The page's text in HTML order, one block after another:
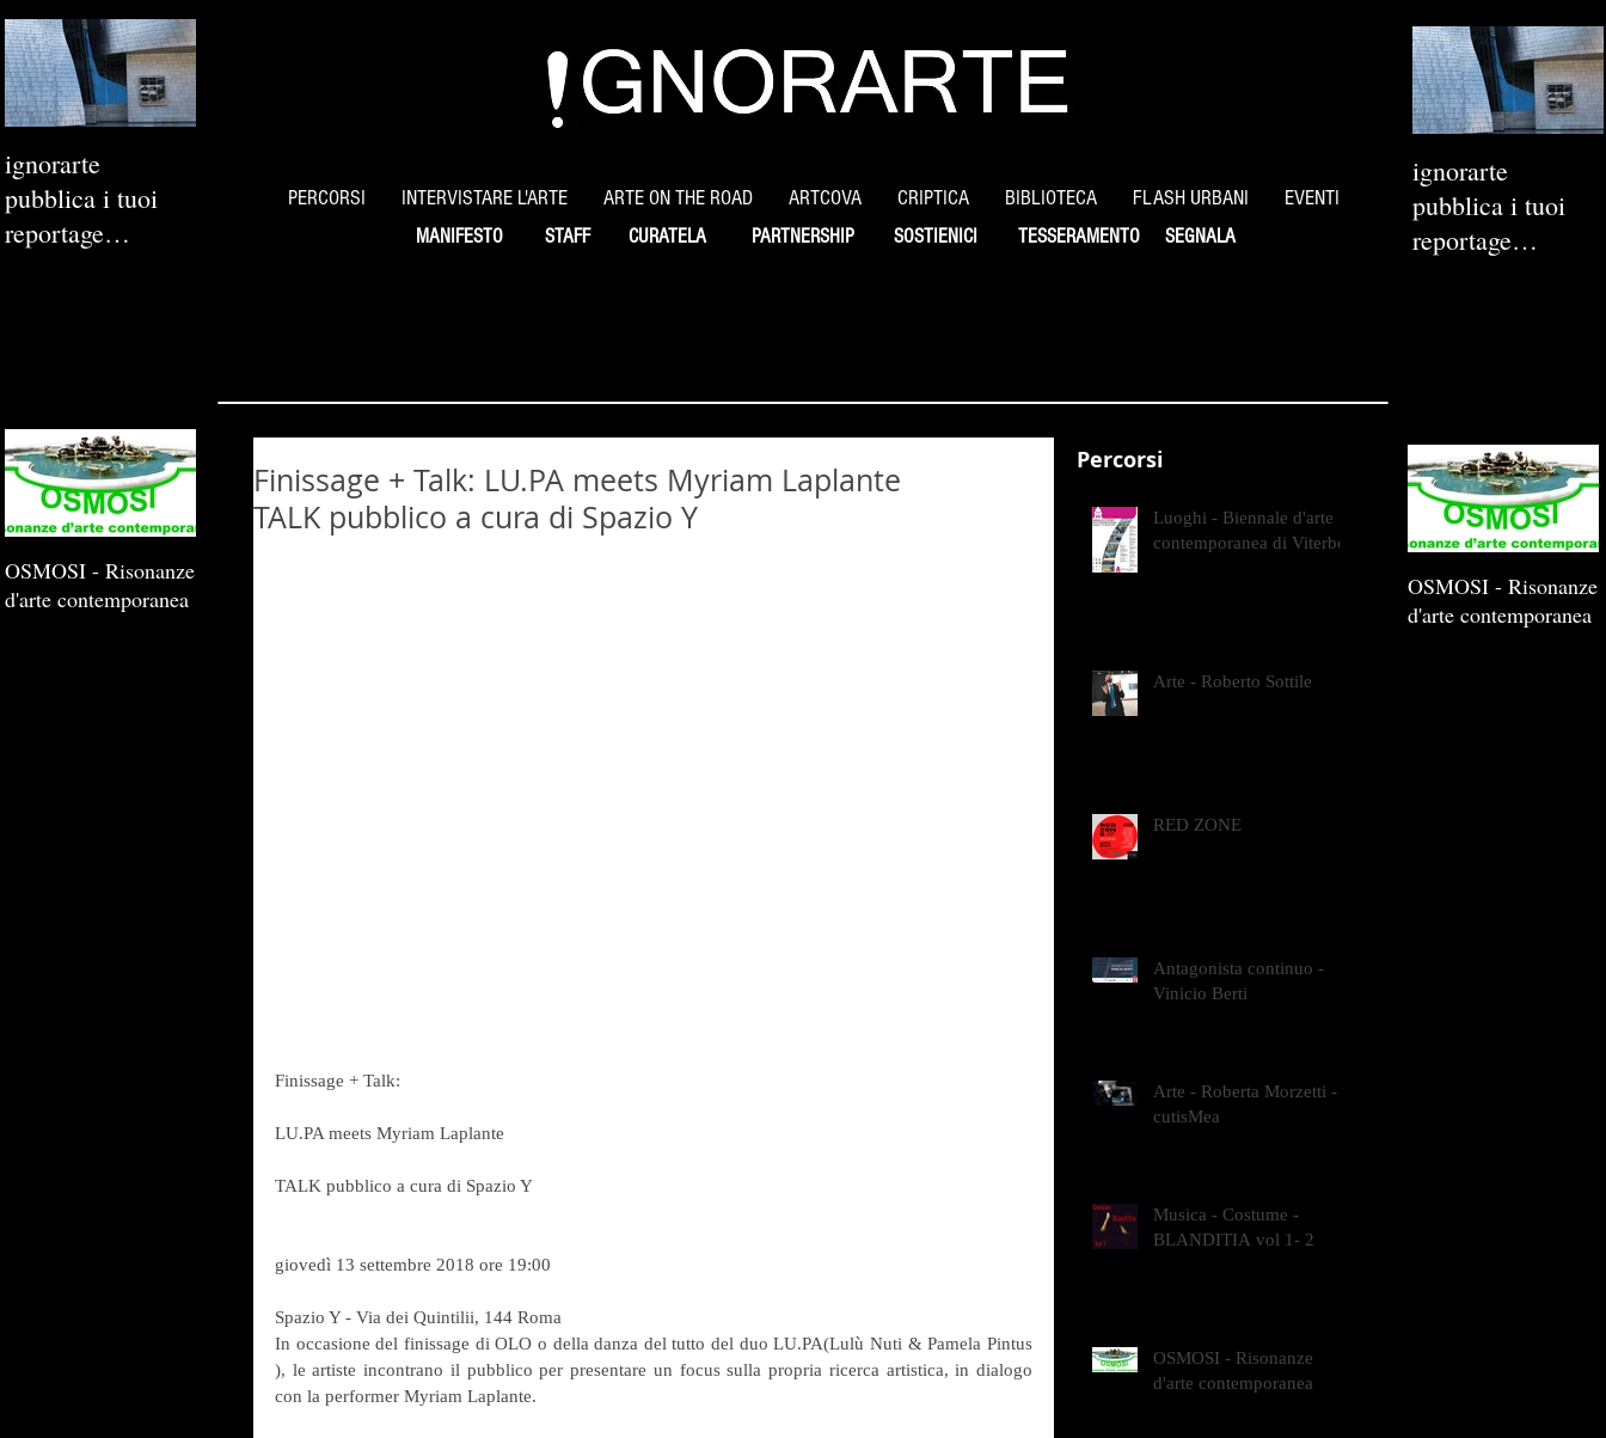
ignorarte
pubblica i tuoi
reportage
PERCORSI INTERVISTARE L'ARTE ARTE ON THE ROAD ARTCOVA CRIPTICA BIBLIOTECA FLASH URBANI EVENTI
MANIFESTO STAFF CURATELA PARTNERSHIP SOSTIENICI SEGNALA
TESSERAMENTO
ignorarte
pubblica i tuoi
reportage
Finissage + Talk: LU.PA meets Myriam Laplante
TALK pubblico a cura di Spazio Y
Finissage + Talk:
LU.PA meets Myriam Laplante
TALK pubblico a cura di Spazio Y
giovedì 13 settembre 2018 ore 19:00
Spazio Y - Via dei Quintilii, 144 Roma
In occasione del finissage di OLO o della danza del tutto del duo LU.PA(Lulù Nuti & Pamela Pintus
), le artiste incontrano il pubblico per presentare un focus sulla propria ricerca artistica, in dialogo
con la performer Myriam Laplante.
Percorsi
Luoghi - Biennale d'arte
contemporanea di Viterbo
Arte - Roberto Sottile
RED ZONE
Antagonista continuo -
Vinicio Berti
Arte - Roberta Morzetti -
cutisMea
Musica - Costume -
BLANDITIA vol 1- 2
OSMOSI - Risonanze
d'arte contemporanea
OSMOSI - Risonanze
d'arte contemporanea
OSMOSI - Risonanze
d'arte contemporanea